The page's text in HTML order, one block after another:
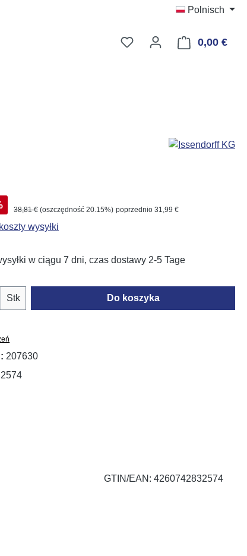
Polnisch
Masz 0 przedmioty na
0,00 €
Cena regularna:
38,81 € (oszczędność 20.15%) poprzednio 31,99 €
wysyłki
w ciągu 7 dni, czas dostawy 2-5 Tage
Wprowadź żądaną ilość lub użyj
Stk Do koszyka
207630
GTIN/EAN: 4260742832574